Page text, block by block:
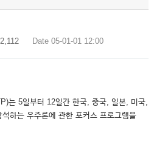
Date 05-01-01 12:00
는 5일부터 12일간 한국, 중국, 일본, 미국,
하는 우주론에 관한 포커스 프로그램을